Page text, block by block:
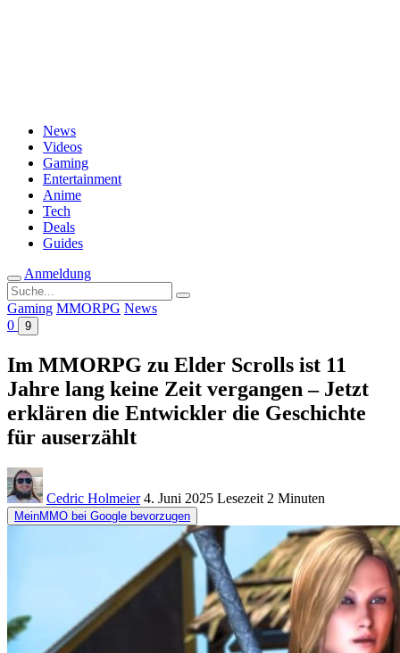
News
Videos
Gaming
Entertainment
Anime
Tech
Deals
Guides
Anmeldung
Suche
nach:
Gaming MMORPG News
0
9
Im MMORPG zu Elder Scrolls ist 11
Jahre lang keine Zeit vergangen – Jetzt
erklären die Entwickler die Geschichte
für auserzählt
Cedric Holmeier 4. Juni 2025 Lesezeit 2 Minuten
MeinMMO bei Google bevorzugen